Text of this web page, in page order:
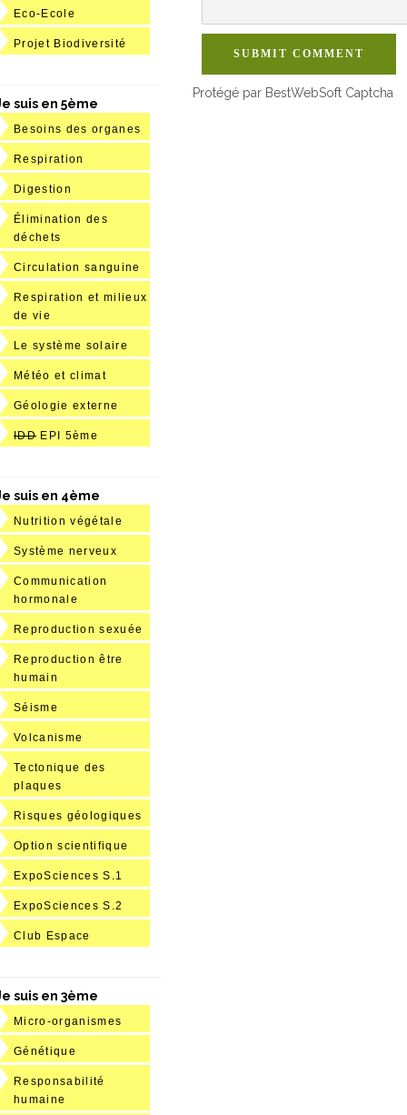
SUBMIT COMMENT
Protégé par BestWebSoft Captcha
Eco-Ecole
Projet Biodiversité
suis en 5ème
Besoins des organes
Respiration
Digestion
Élimination des
déchets
Circulation sanguine
Respiration et milieux
de vie
Le système solaire
Météo et climat
Géologie externe
IDD EPI 5ème
suis en 4ème
Nutrition végétale
Système nerveux
Communication
hormonale
Reproduction sexuée
Reproduction être
humain
Séisme
Volcanisme
Tectonique des
plaques
Risques géologiques
Option scientifique
ExpoSciences S.1
ExpoSciences S.2
Club Espace
suis en 3ème
Micro-organismes
Génétique
Responsabilité
humaine